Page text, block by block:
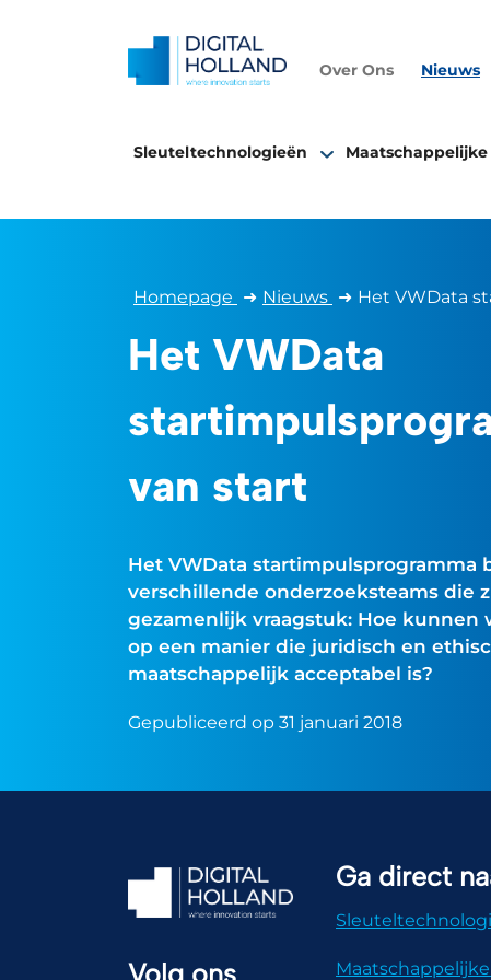
Over Ons Nieuws
Sleuteltechnologieën
Homepage ➜ Nieuws ➜ Het VWData
Het VWData
van start
Het VWData startimpulsprogramma
verschillende onderzoeksteams die
gezamenlijk vraagstuk: Hoe kunnen
op een manier die juridisch en
maatschappelijk acceptabel is?
Gepubliceerd op 31 januari 2018
Volg ons
Ga direct